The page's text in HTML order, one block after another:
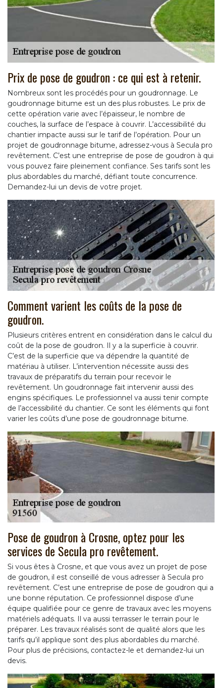
Prix de pose de goudron : ce qui est à retenir.
Nombreux sont les procédés pour un goudronnage. Le
goudronnage bitume est un des plus robustes. Le prix de
cette opération varie avec l’épaisseur, le nombre de
couches, la surface de l’espace à couvrir. L’accessibilité du
chantier impacte aussi sur le tarif de l’opération. Pour un
projet de goudronnage bitume, adressez-vous à Secula pro
revêtement. C’est une entreprise de pose de goudron à qui
vous pouvez faire pleinement confiance. Ses tarifs sont les
plus abordables du marché, défiant toute concurrence.
Demandez-lui un devis de votre projet.
Comment varient les coûts de la pose de
goudron.
Plusieurs critères entrent en considération dans le calcul du
coût de la pose de goudron. Il y a la superficie à couvrir.
C’est de la superficie que va dépendre la quantité de
matériau à utiliser. L’intervention nécessite aussi des
travaux de préparatifs du terrain pour recevoir le
revêtement. Un goudronnage fait intervenir aussi des
engins spécifiques. Le professionnel va aussi tenir compte
de l’accessibilité du chantier. Ce sont les éléments qui font
varier les coûts d’une pose de goudronnage bitume.
Pose de goudron à Crosne, optez pour les
services de Secula pro revêtement.
Si vous êtes à Crosne, et que vous avez un projet de pose
de goudron, il est conseillé de vous adresser à Secula pro
revêtement. C’est une entreprise de pose de goudron qui a
une bonne réputation. Ce professionnel dispose d’une
équipe qualifiée pour ce genre de travaux avec les moyens
matériels adéquats. Il va aussi terrasser le terrain pour le
préparer. Les travaux réalisés sont de qualité alors que les
tarifs qu’il applique sont des plus abordables du marché.
Pour plus de précisions, contactez-le et demandez-lui un
devis.